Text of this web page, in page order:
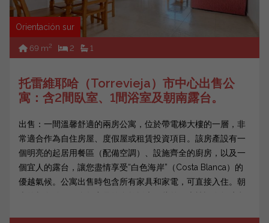
Orientación sur
69 m2 2 1
托雷維耶哈（Torrevieja）市中心出售公
寓：含2間臥室、1間浴室及朝南露台。
出售：一間溫馨舒適的兩房公寓，位於帶電梯大樓的一層，非
常適合作為自住房屋、度假屋或租賃投資項目。該房產設有一
個明亮的起居用餐區（配備空調）、設施齊全的廚房，以及一
個宜人的露台，讓您盡情享受“白色海岸”（Costa Blanca）的
優越氣候。公寓出售時包含所有家具和家電，可直接入住。朝